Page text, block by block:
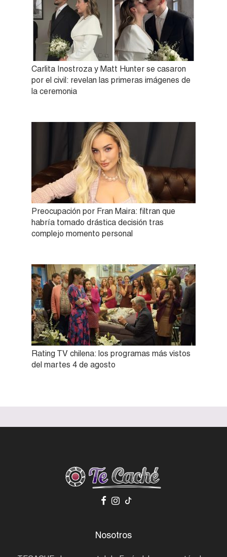
Carlita Inostroza y Matt Hunter se casaron
por el civil: revelan las primeras imágenes de
la ceremonia
Preocupación por Fran Maira: filtran que
habría tomado drástica decisión tras
complejo momento personal
Rating TV chilena: los programas más vistos
del martes 4 de agosto
Nosotros